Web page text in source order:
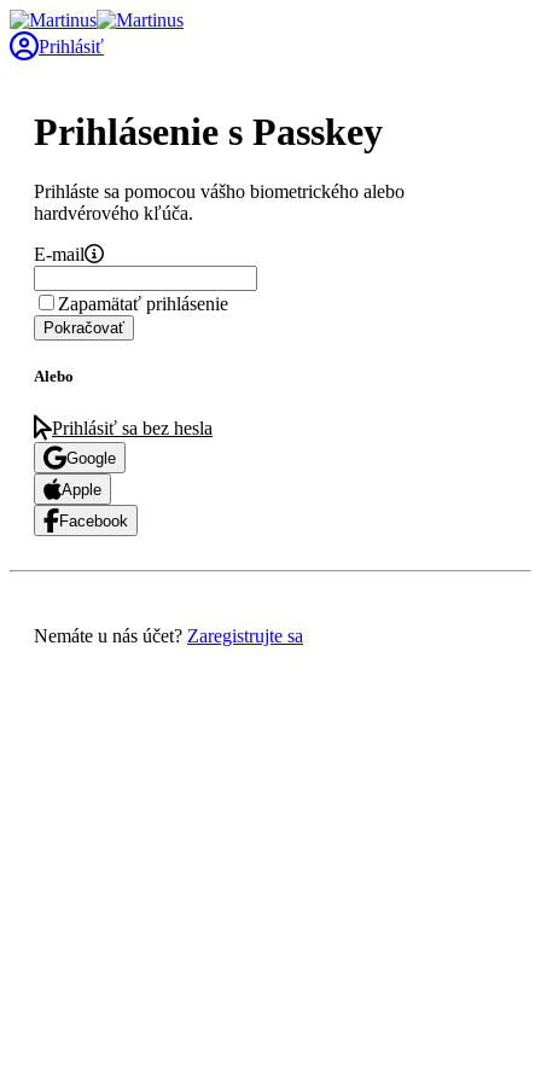
Prihlásiť
Prihlásenie s Passkey
Prihláste sa pomocou vášho biometrického alebo
hardvérového kľúča.
E-mail
Zapamätať prihlásenie
Pokračovať
Alebo
Prihlásiť sa bez hesla
Google
Apple
Facebook
Nemáte u nás účet? Zaregistrujte sa